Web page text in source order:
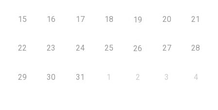
15 16 17 18 19 20 21
22 23 24 25 26 27 28
29 30 31 1 2 3 4